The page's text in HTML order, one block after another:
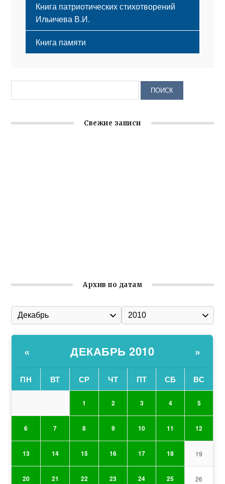
Книга патриотических стихотворений
Ильичева В.И.
Книга памяти
Свежие записи
Архив по датам
« ДЕКАБРЬ 2010 »
ПН ВТ СР ЧТ ПТ СБ ВС
1 2 3 4 5
6 7 8 9 10 11 12
13 14 15 16 17 18 19
20 21 22 23 24 25 26